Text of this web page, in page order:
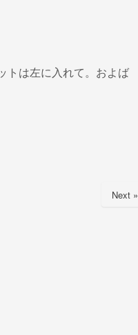
トは左に入れて。およば
Next »